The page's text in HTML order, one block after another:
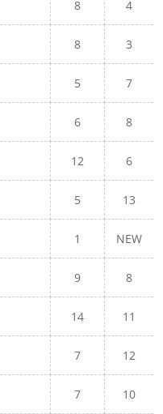
8 4
8 3
5 7
6 8
12 6
5 13
1 NEW
9 8
14 11
7 12
7 10